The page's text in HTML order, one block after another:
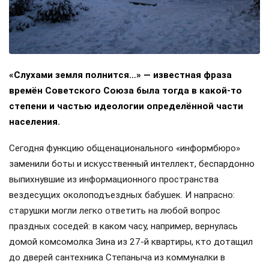
«Слухами земля полнится…» — известная фраза
времён Советского Союза была тогда в какой-то
степени и частью идеологии определённой части
населения.
Сегодня функцию общенационального «информбюро»
заменили боты и искусственный интеллект, беспардонно
выпихнувшие из информационного пространства
вездесущих околоподъездных бабушек. И напрасно:
старушки могли легко ответить на любой вопрос
праздных соседей: в каком часу, например, вернулась
домой комсомолка Зина из 27-й квартиры, кто дотащил
до дверей сантехника Степаныча из коммуналки в